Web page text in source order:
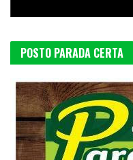
POSTO PARADA CERTA